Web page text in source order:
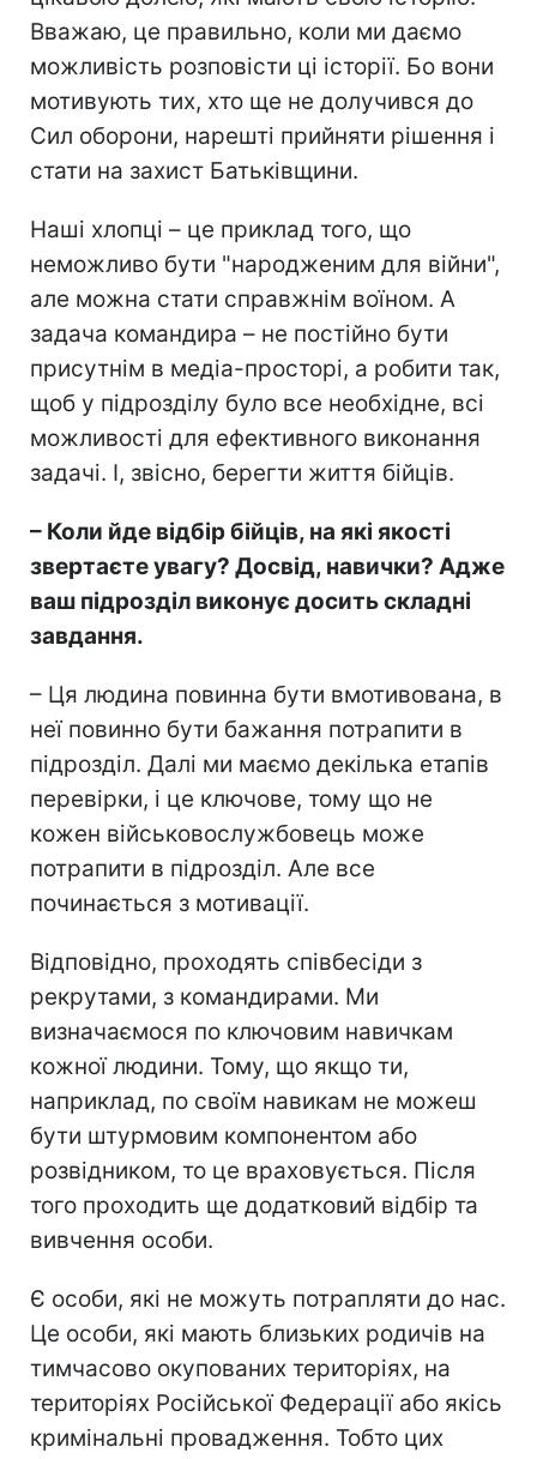
Вважаю, це правильно, коли ми даємо
можливість розповісти ці історії. Бо вони
мотивують тих, хто ще не долучився до
Сил оборони, нарешті прийняти рішення і
стати на захист Батьківщини.
Наші хлопці – це приклад того, що
неможливо бути "народженим для війни",
але можна стати справжнім воїном. А
задача командира – не постійно бути
присутнім в медіа-просторі, а робити так,
щоб у підрозділу було все необхідне, всі
можливості для ефективного виконання
задачі. І, звісно, берегти життя бійців.
– Коли йде відбір бійців, на які якості
звертаєте увагу? Досвід, навички? Адже
ваш підрозділ виконує досить складні
завдання.
– Ця людина повинна бути вмотивована, в
неї повинно бути бажання потрапити в
підрозділ. Далі ми маємо декілька етапів
перевірки, і це ключове, тому що не
кожен військовослужбовець може
потрапити в підрозділ. Але все
починається з мотивації.
Відповідно, проходять співбесіди з
рекрутами, з командирами. Ми
визначаємося по ключовим навичкам
кожної людини. Тому, що якщо ти,
наприклад, по своїм навикам не можеш
бути штурмовим компонентом або
розвідником, то це враховується. Після
того проходить ще додатковий відбір та
вивчення особи.
Є особи, які не можуть потрапляти до нас.
Це особи, які мають близьких родичів на
тимчасово окупованих територіях, на
територіях Російської Федерації або якісь
кримінальні провадження. Тобто цих